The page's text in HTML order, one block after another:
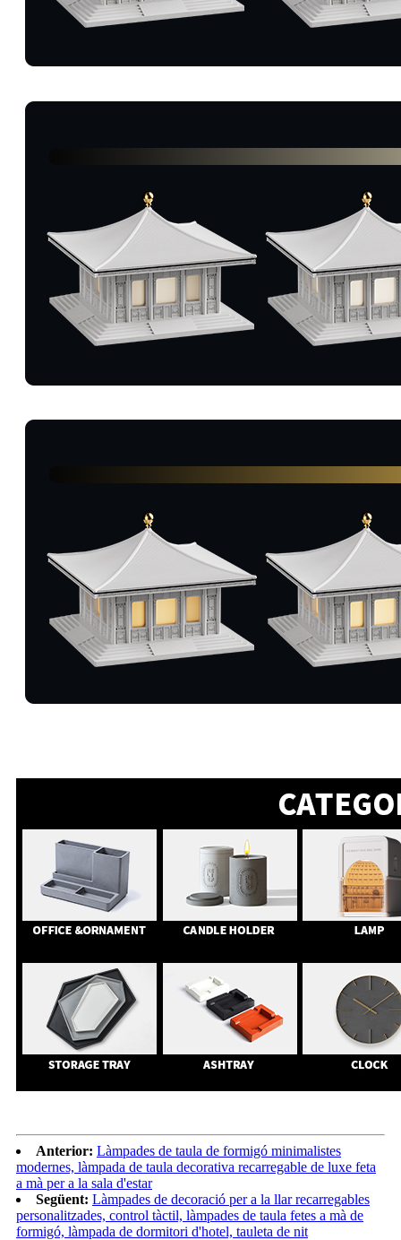
Anterior: Làmpades de taula de formigó minimalistes
modernes, làmpada de taula decorativa recarregable de luxe feta
a mà per a la sala d'estar
Següent: Làmpades de decoració per a la llar recarregables
personalitzades, control tàctil, làmpades de taula fetes a mà de
formigó, làmpada de dormitori d'hotel, tauleta de nit